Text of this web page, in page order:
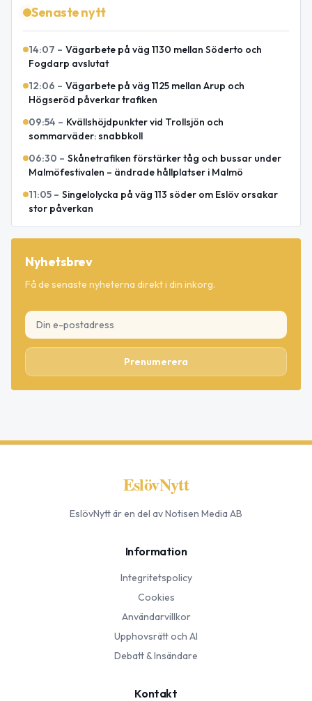
Senaste nytt
14:07 – Vägarbete på väg 1130 mellan Söderto och
Fogdarp avslutat
12:06 – Vägarbete på väg 1125 mellan Arup och
Högseröd påverkar trafiken
09:54 – Kvällshöjdpunkter vid Trollsjön och
sommarväder: snabbkoll
06:30 – Skånetrafiken förstärker tåg och bussar under
Malmöfestivalen – ändrade hållplatser i Malmö
11:05 – Singelolycka på väg 113 söder om Eslöv orsakar
stor påverkan
Nyhetsbrev
Få de senaste nyheterna direkt i din inkorg.
Prenumerera
EslövNytt
EslövNyttär en del av Notisen Media AB
Information
Integritetspolicy
Cookies
Användarvillkor
Upphovsrätt och AI
Debatt & Insändare
Kontakt